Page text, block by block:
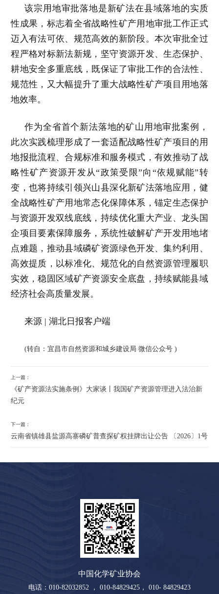
该宗用地审批落地是新矿法在县域落地的实质
性成果，标志着全省战略性矿产用地审批工作正式
迈入有法可依、规范高效的新阶段。本次审批全过
程严格对标新法新规，坚守资源开发、生态保护、
耕地安全多重底线，既保证了审批工作的合法性、
规范性，又大幅提升了重大战略性矿产项目用地落
地效率。
作为全省首个新法落地的矿山用地审批案例，
此次实践梳理形成了一套适配战略性矿产项目的用
地报批流程、合规标准和服务模式，有效推动了战
略性矿产资源开发从“政策受限”向“依规赋能”转
变，也将持续引领兴山县深化新矿法落地应用，健
全战略性矿产用地常态化保障体系，锚定生态保护
与资源开发双线底线，持续优化重大产业、龙头国
企项目要素保障服务，系统性破解矿产开发用地堵
点难题，推动县域磷矿资源绿色开发、集约利用、
高效提质，以标准化、规范化的自然资源管理履职
实效，稳固区域矿产资源安全底盘，持续赋能县域
经济社会高质量发展。
来源 | 湖北日报客户端
(转自：宜昌市自然资源和城乡建设局 微信公众号 )
上一篇：
《矿产资源法实施条例》大家谈丨我国矿产资源管理进入法治新
纪元
下一篇：
云南省镇雄县盐源高寨磷矿普查探矿权挂牌出让公告 〔2026〕1号
中国化学矿业协会
电话：010-82032852 ， 010-84829425， 010- 84829423